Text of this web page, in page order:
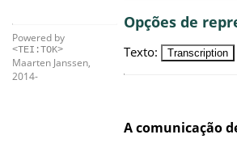
Powered by
<TEI:TOK>
Maarten Janssen,
2014-
Opções de
Texto: Transcription
Acomunicação